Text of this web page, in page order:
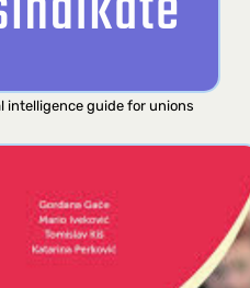
intelligence guide for unions